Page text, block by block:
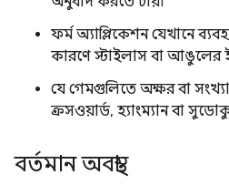
ফর্ম অ্যাপ্লিকেশন যেখানে
কারণে স্টাইলাস বা আঙুলের
যে গেমগুলিতে অক্ষর বা
ক্রসওয়ার্ড, হ্যাংম্যান বা
বর্তমান অবস্থা